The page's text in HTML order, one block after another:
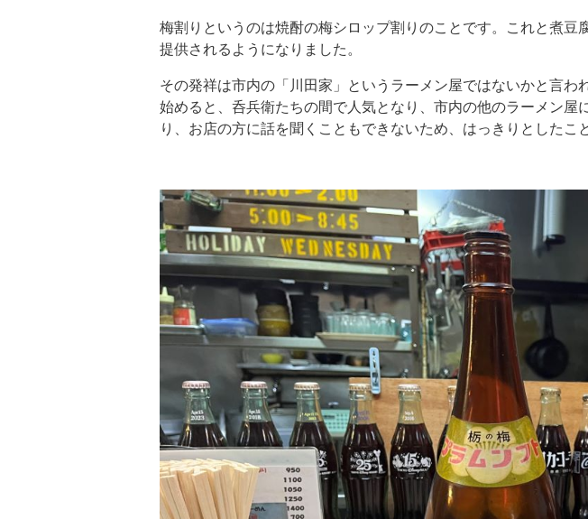
梅割りというのは焼酎の梅シロップ割りのことです。これと煮
提供されるようになりました。
その発祥は市内の「川田家」というラーメン屋ではないかと言
始めると、呑兵衛たちの間で人気となり、市内の他のラーメン
り、お店の方に話を聞くこともできないため、はっきりとしたこ